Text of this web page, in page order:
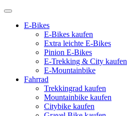
E-Bikes
E-Bikes kaufen
Extra leichte E-Bikes
Pinion E-Bikes
E-Trekking & City kaufen
E-Mountainbike
Fahrrad
Trekkingrad kaufen
Mountainbike kaufen
Citybike kaufen